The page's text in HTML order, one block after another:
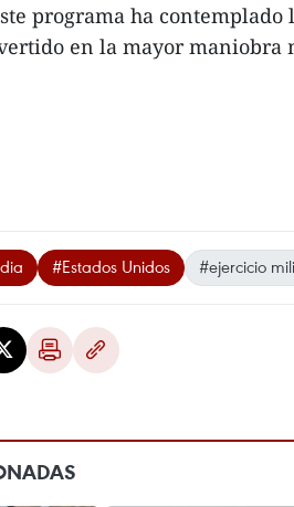
programa ha
en la mayor maniobra
#Estados Unidos #ejercicio